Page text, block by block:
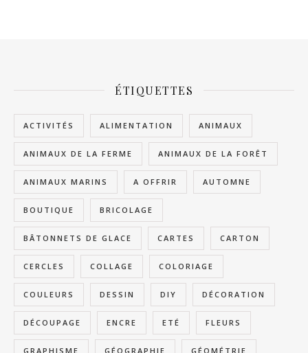
ÉTIQUETTES
ACTIVITÉS ALIMENTATION ANIMAUX
ANIMAUX DE LA FERME ANIMAUX DE LA FORÊT
ANIMAUX MARINS A OFFRIR AUTOMNE
BOUTIQUE BRICOLAGE
BÂTONNETS DE GLACE CARTES CARTON
CERCLES COLLAGE COLORIAGE
COULEURS DESSIN DIY DÉCORATION
DÉCOUPAGE ENCRE ETÉ FLEURS
GRAPHISME GÉOGRAPHIE GÉOMÉTRIE